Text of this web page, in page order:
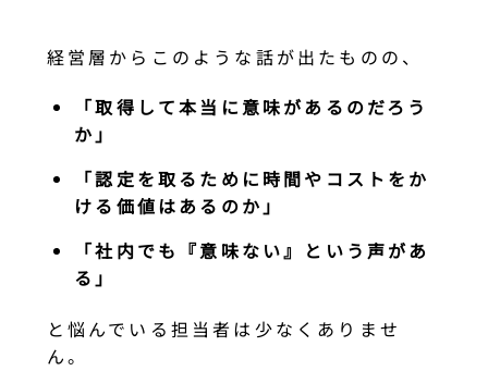
経営層からこのような話が出たものの、
「取得して本当に意味があるのだろう
か」
「認定を取るために時間やコストをか
ける価値はあるのか」
「社内でも『意味ない』という声があ
る」
と悩んでいる担当者は少なくありませ
ん。